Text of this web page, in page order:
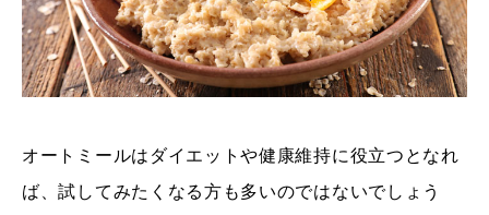
オートミールはダイエットや健康維持に役立つとなれ
ば、試してみたくなる方も多いのではないでしょう